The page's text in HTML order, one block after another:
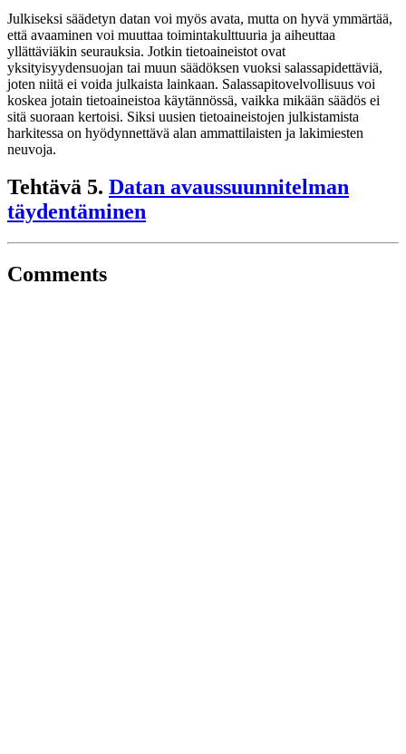
Julkiseksi säädetyn datan voi myös avata, mutta on hyvä ymmärtää,
että avaaminen voi muuttaa toimintakulttuuria ja aiheuttaa
yllättäviäkin seurauksia. Jotkin tietoaineistot ovat
yksityisyydensuojan tai muun säädöksen vuoksi salassapidettäviä,
joten niitä ei voida julkaista lainkaan. Salassapitovelvollisuus voi
koskea jotain tietoaineistoa käytännössä, vaikka mikään säädös ei
sitä suoraan kertoisi. Siksi uusien tietoaineistojen julkistamista
harkitessa on hyödynnettävä alan ammattilaisten ja lakimiesten
neuvoja.
Tehtävä 5. Datan avaussuunnitelman
täydentäminen
Comments